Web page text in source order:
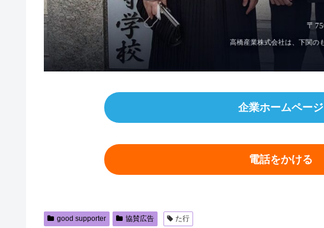
企業ホームページ
電話をかける
good supporter 協賛広告 た行